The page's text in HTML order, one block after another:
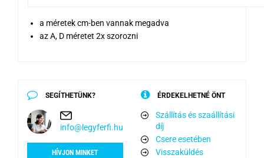
a méretek cm-ben vannak megadva
az A, D méretet 2x szorozni
SEGÍTHETÜNK?
info@legyferfi.hu
HÍVJON MINKET
ÉRDEKELHETNÉ ÖNT
Szállítás és szaállítási
díj
Csere esetében
Visszaküldés